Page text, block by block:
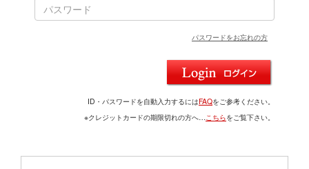
パスワードをお忘れの方
ID・パスワードを自動入力するにはFAQをご参考ください。
※クレジットカードの期限切れの方へ…こちらをご覧下さい。